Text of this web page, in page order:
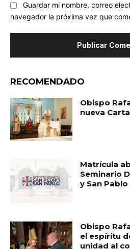
Guardar mi nombre, correo
navegador la próxima vez que
RECOMENDADO
Obispo
nueva
Matrícula
Seminario
y San Pablo
Obispo
el espíritu
unidad al